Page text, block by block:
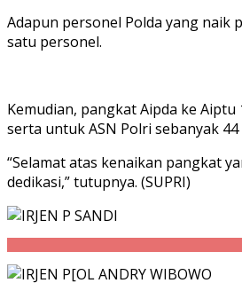
Adapun personel Polda yang naik
satu personel.
Kemudian, pangkat Aipda ke
serta untuk ASN Polri sebanyak
“Selamat atas kenaikan pangkat
dedikasi,” tutupnya. (SUPRI)